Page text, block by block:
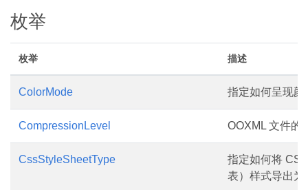
枚举
枚举 描述
ColorMode 指定如何呈现颜
CompressionLevel OOXML 文件的
CssStyleSheetType
指定如何将
表）样式导出为